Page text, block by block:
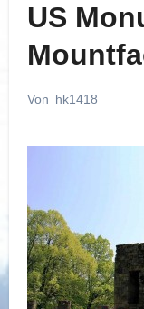
US
Von hk1418